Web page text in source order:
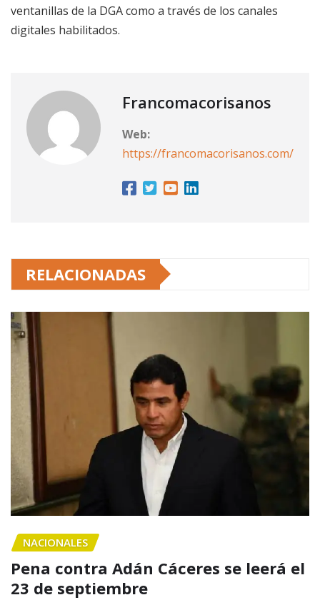
ventanillas de la DGA como a través de los canales
digitales habilitados.
Francomacorisanos
Web:
https://francomacorisanos.com/
RELACIONADAS
NACIONALES
Pena contra Adán Cáceres se leerá el
23 de septiembre